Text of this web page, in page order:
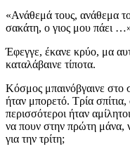
«Ανάθεμά τους, ανάθεμα
σακάτη, ο γιος μου πάει
Έφεγγε, έκανε κρύο, μα
καταλάβαινε τίποτα.
Κόσμος μπαινόβγαινε στο
ήταν μπορετό. Τρία σπίτια,
περισσότεροι ήταν
να πουν στην πρώτη μάνα,
για την τρίτη;